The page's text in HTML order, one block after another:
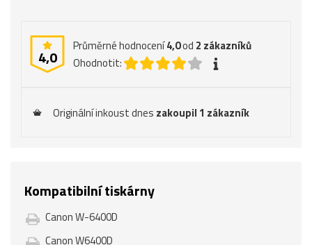
4,0
Průměrné hodnocení4,0od 2 zákazníků
Ohodnotit:
Originální inkoust dnes zakoupil 1 zákazník
Kompatibilní tiskárny
Canon W-6400D
Canon W6400D